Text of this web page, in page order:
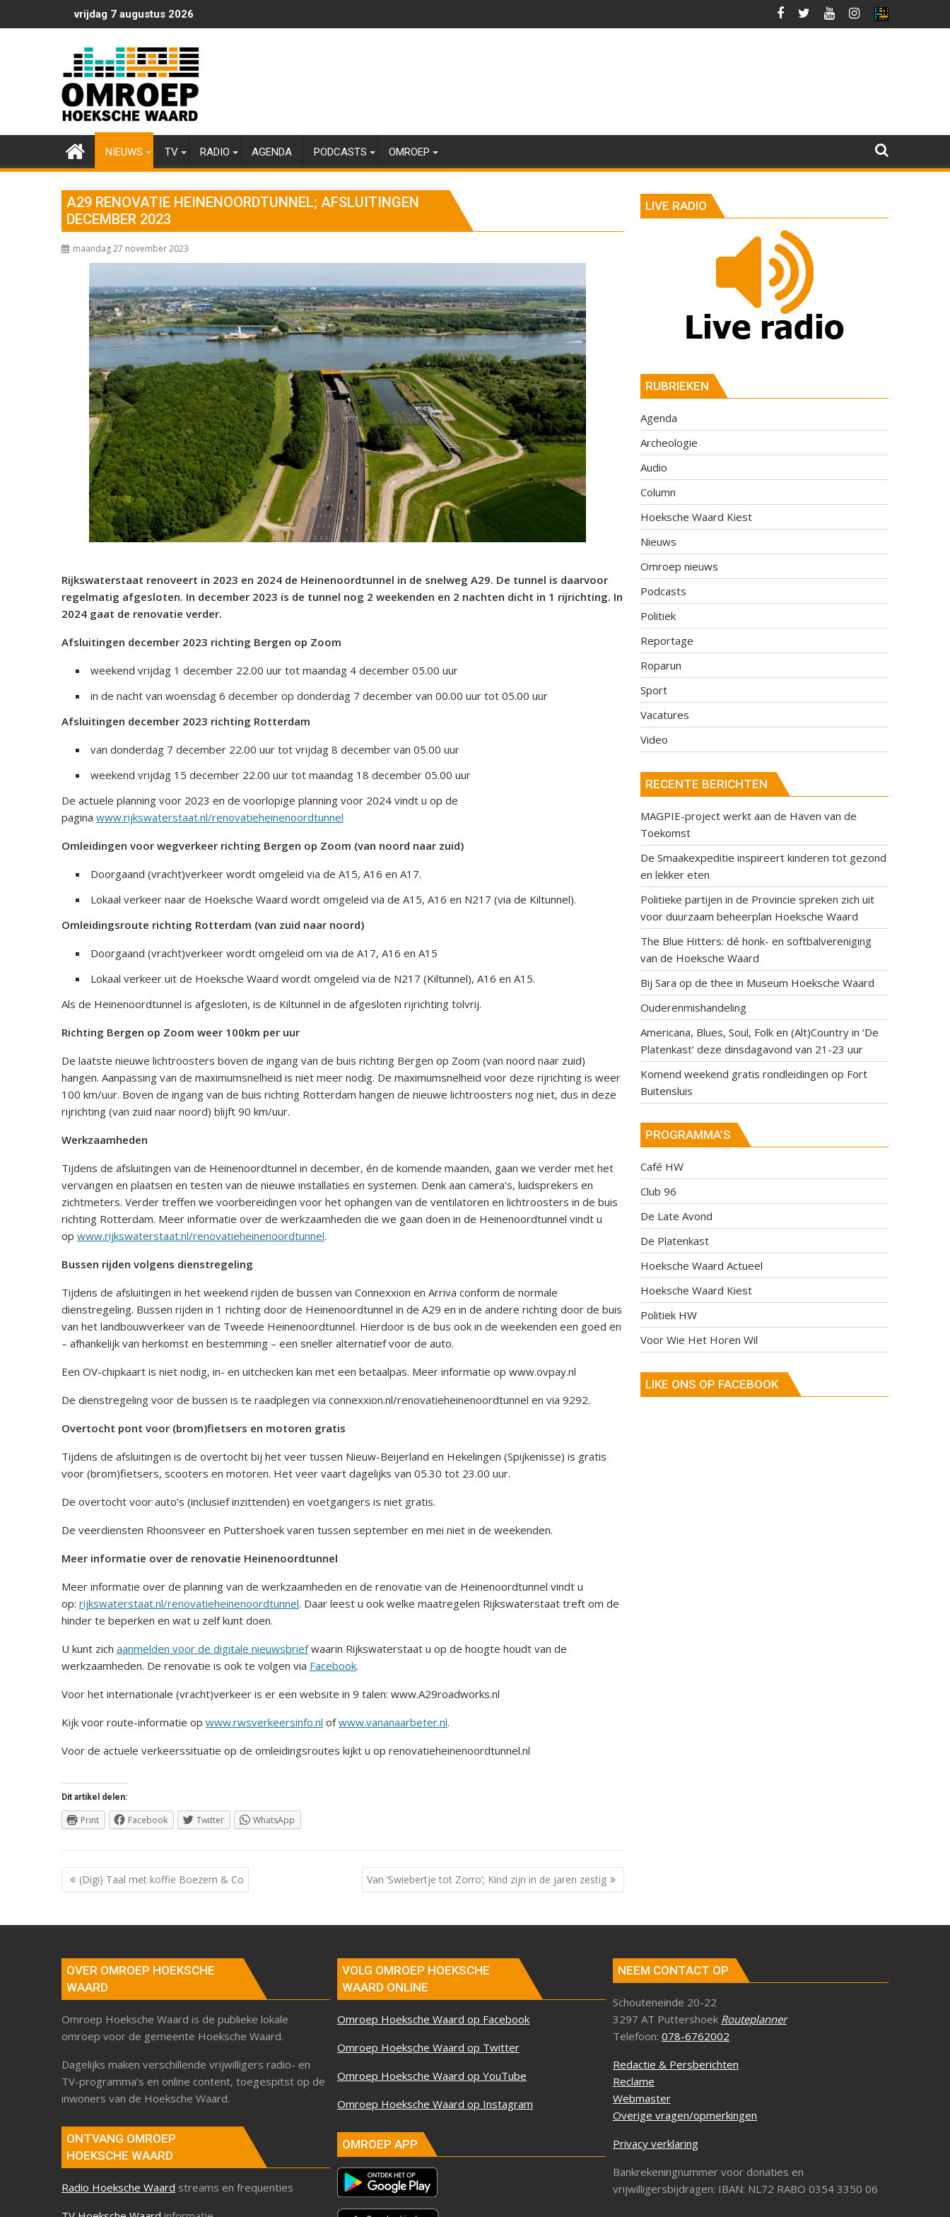
naar
vrijdag 7 augustus 2026
NIEUWS TV RADIO AGENDA PODCASTS OMROEP
A29 RENOVATIE HEINENOORDTUNNEL; AFSLUITINGEN
DECEMBER 2023
maandag 27 november 2023
Rijkswaterstaat renoveert in 2023 en 2024 de Heinenoordtunnel in de snelweg A29. De tunnel is daarvoor
regelmatig afgesloten. In december 2023 is de tunnel nog 2 weekenden en 2 nachten dicht in 1 rijrichting. In
2024 gaat de renovatie verder.
Afsluitingen december 2023 richting Bergen op Zoom
weekend vrijdag 1 december 22.00 uur tot maandag 4 december 05.00 uur
in de nacht van woensdag 6 december op donderdag 7 december van 00.00 uur tot 05.00 uur
Afsluitingen december 2023 richting Rotterdam
van donderdag 7 december 22.00 uur tot vrijdag 8 december van 05.00 uur
weekend vrijdag 15 december 22.00 uur tot maandag 18 december 05.00 uur
De actuele planning voor 2023 en de voorlopige planning voor 2024 vindt u op de
pagina www.rijkswaterstaat.nl/renovatieheinenoordtunnel
Omleidingen voor wegverkeer richting Bergen op Zoom (van noord naar zuid)
Doorgaand (vracht)verkeer wordt omgeleid via de A15, A16 en A17.
Lokaal verkeer naar de Hoeksche Waard wordt omgeleid via de A15, A16 en N217 (via de Kiltunnel).
Omleidingsroute richting Rotterdam (van zuid naar noord)
Doorgaand (vracht)verkeer wordt omgeleid om via de A17, A16 en A15
Lokaal verkeer uit de Hoeksche Waard wordt omgeleid via de N217 (Kiltunnel), A16 en A15.
Als de Heinenoordtunnel is afgesloten, is de Kiltunnel in de afgesloten rijrichting tolvrij.
Richting Bergen op Zoom weer 100km per uur
De laatste nieuwe lichtroosters boven de ingang van de buis richting Bergen op Zoom (van noord naar zuid)
hangen. Aanpassing van de maximumsnelheid is niet meer nodig. De maximumsnelheid voor deze rijrichting is weer
100 km/uur. Boven de ingang van de buis richting Rotterdam hangen de nieuwe lichtroosters nog niet, dus in deze
rijrichting (van zuid naar noord) blijft 90 km/uur.
Werkzaamheden
Tijdens de afsluitingen van de Heinenoordtunnel in december, én de komende maanden, gaan we verder met het
vervangen en plaatsen en testen van de nieuwe installaties en systemen. Denk aan camera’s, luidsprekers en
zichtmeters. Verder treffen we voorbereidingen voor het ophangen van de ventilatoren en lichtroosters in de buis
richting Rotterdam. Meer informatie over de werkzaamheden die we gaan doen in de Heinenoordtunnel vindt u
op www.rijkswaterstaat.nl/renovatieheinenoordtunnel.
Bussen rijden volgens dienstregeling
Tijdens de afsluitingen in het weekend rijden de bussen van Connexxion en Arriva conform de normale
dienstregeling. Bussen rijden in 1 richting door de Heinenoordtunnel in de A29 en in de andere richting door de buis
van het landbouwverkeer van de Tweede Heinenoordtunnel. Hierdoor is de bus ook in de weekenden een goed en
– afhankelijk van herkomst en bestemming – een sneller alternatief voor de auto.
Een OV-chipkaart is niet nodig, in- en uitchecken kan met een betaalpas. Meer informatie op www.ovpay.nl
De dienstregeling voor de bussen is te raadplegen via connexxion.nl/renovatieheinenoordtunnel en via 9292.
Overtocht pont voor (brom)fietsers en motoren gratis
Tijdens de afsluitingen is de overtocht bij het veer tussen Nieuw-Beijerland en Hekelingen (Spijkenisse) is gratis
voor (brom)fietsers, scooters en motoren. Het veer vaart dagelijks van 05.30 tot 23.00 uur.
De overtocht voor auto’s (inclusief inzittenden) en voetgangers is niet gratis.
De veerdiensten Rhoonsveer en Puttershoek varen tussen september en mei niet in de weekenden.
Meer informatie over de renovatie Heinenoordtunnel
Meer informatie over de planning van de werkzaamheden en de renovatie van de Heinenoordtunnel vindt u
op: rijkswaterstaat.nl/renovatieheinenoordtunnel. Daar leest u ook welke maatregelen Rijkswaterstaat treft om de
hinder te beperken en wat u zelf kunt doen.
U kunt zich aanmelden voor de digitale nieuwsbriefwaarin Rijkswaterstaat u op de hoogte houdt van de
werkzaamheden. De renovatie is ook te volgen via Facebook.
Voor het internationale (vracht)verkeer is er een website in 9 talen: www.A29roadworks.nl
Kijk voor route-informatie op www.rwsverkeersinfo.nl ofwww.vananaarbeter.nl.
Voor de actuele verkeerssituatie op de omleidingsroutes kijkt u op renovatieheinenoordtunnel.nl
Dit artikel delen:
Print Facebook Twitter WhatsApp
Berichtnavigatie
(Digi) Taal met koffie Boezem & Co Van ‘Swiebertje tot Zorro’; Kind zijn in de jaren zestig
LIVE RADIO
RUBRIEKEN
Agenda
Archeologie
Audio
Column
Hoeksche Waard Kiest
Nieuws
Omroep nieuws
Podcasts
Politiek
Reportage
Roparun
Sport
Vacatures
Video
RECENTE BERICHTEN
MAGPIE-project werkt aan de Haven van de
Toekomst
De Smaakexpeditie inspireert kinderen tot gezond
en lekker eten
Politieke partijen in de Provincie spreken zich uit
voor duurzaam beheerplan Hoeksche Waard
The Blue Hitters: dé honk- en softbalvereniging
van de Hoeksche Waard
Bij Sara op de thee in Museum Hoeksche Waard
Ouderenmishandeling
Americana, Blues, Soul, Folk en (Alt)Country in ‘De
Platenkast’ deze dinsdagavond van 21-23 uur
Komend weekend gratis rondleidingen op Fort
Buitensluis
PROGRAMMA’S
Café HW
Club 96
De Late Avond
De Platenkast
Hoeksche Waard Actueel
Hoeksche Waard Kiest
Politiek HW
Voor Wie Het Horen Wil
LIKE ONS OP FACEBOOK
OVER OMROEP HOEKSCHE
WAARD
Omroep Hoeksche Waard is de publieke lokale
omroep voor de gemeente Hoeksche Waard.
Dagelijks maken verschillende vrijwilligers radio- en
TV-programma’s en online content, toegespitst op de
inwoners van de Hoeksche Waard.
ONTVANG OMROEP
HOEKSCHE WAARD
Radio Hoeksche Waard streams en frequenties
VOLG OMROEP HOEKSCHE
WAARD ONLINE
Omroep Hoeksche Waard op Facebook
Omroep Hoeksche Waard op Twitter
Omroep Hoeksche Waard op YouTube
Omroep Hoeksche Waard op Instagram
OMROEP APP
NEEM CONTACT OP
Schouteneinde 20-22
3297 AT Puttershoek Routeplanner
Telefoon: 078-6762002
Redactie & Persberichten
Reclame
Webmaster
Overige vragen/opmerkingen
Privacy verklaring
Bankrekeningnummer voor donaties en
vrijwilligersbijdragen: IBAN: NL72 RABO 0354 3350 06